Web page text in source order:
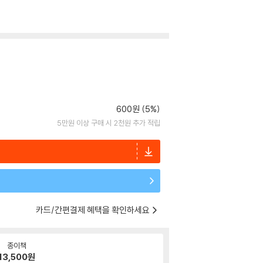
600원 (5%)
5만원 이상 구매 시 2천원 추가 적립
카드/간편결제 혜택을 확인하세요
종이책
원